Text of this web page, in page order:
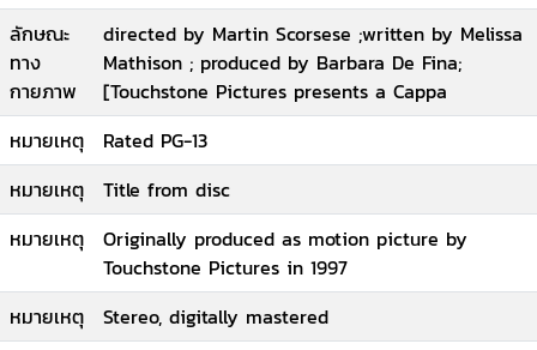
ลักษณะ
ทาง
กายภาพ
directed by Martin Scorsese ;written by Melissa
Mathison ; produced by Barbara De Fina;
[Touchstone Pictures presents a Cappa
หมายเหตุ
Rated PG-13
หมายเหตุ
Title from disc
หมายเหตุ
Originally produced as motion picture by
Touchstone Pictures in 1997
หมายเหตุ
Stereo, digitally mastered